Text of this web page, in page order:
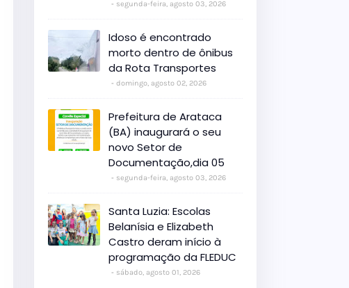
segunda-feira, agosto 03, 2026
Idoso é encontrado
morto dentro de ônibus
da Rota Transportes
domingo, agosto 02, 2026
Prefeitura de Arataca
(BA) inaugurará o seu
novo Setor de
Documentação,dia 05
segunda-feira, agosto 03, 2026
Santa Luzia: Escolas
Belanísia e Elizabeth
Castro deram início à
programação da FLEDUC
sábado, agosto 01, 2026